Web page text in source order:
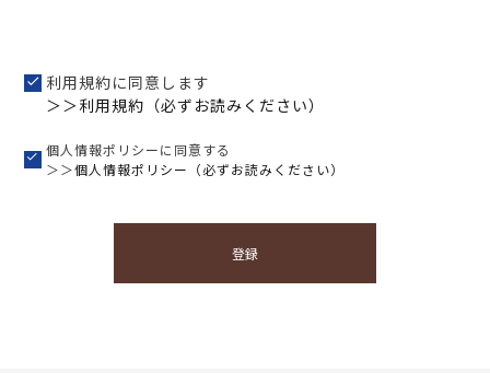
利用規約に同意します
＞＞利用規約（必ずお読みください）
個人情報ポリシーに同意する
＞＞個人情報ポリシー（必ずお読みください）
登録